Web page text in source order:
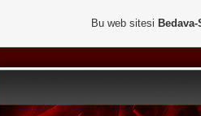
Bu web sitesi